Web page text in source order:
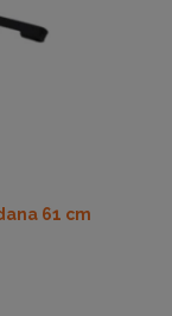
61 cm